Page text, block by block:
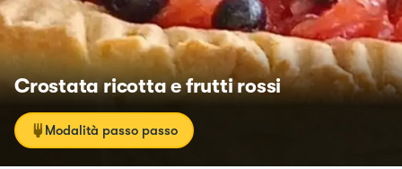
Crostata ricotta e frutti rossi
Modalità passo passo